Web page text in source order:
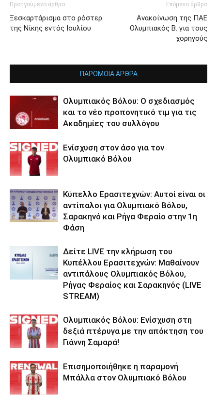
Προηγούμενο άρθρο
Ξεσκαρτάρισμα στο ρόστερ
της Νίκης εντός Ιουλίου
Επόμενο άρθρο
Ανακοίνωση της ΠΑΕ
Ολυμπιακός Β. για τους
χορηγούς
ΠΑΡΟΜΟΙΑ ΑΡΘΡΑ
Ολυμπιακός Βόλου: Ο σχεδιασμός
και το νέο προπονητικό τιμ για τις
Ακαδημίες του συλλόγου
Ενίσχυση στον άσο για τον
Ολυμπιακό Βόλου
Κύπελλο Ερασιτεχνών: Αυτοί είναι οι
αντίπαλοι για Ολυμπιακό Βόλου,
Σαρακηνό και Ρήγα Φεραίο στην 1η
Φάση
Δείτε LIVE την κλήρωση του
Κυπέλλου Ερασιτεχνών: Μαθαίνουν
αντιπάλους Ολυμπιακός Βόλου,
Ρήγας Φεραίος και Σαρακηνός (LIVE
STREAM)
Ολυμπιακός Βόλου: Ενίσχυση στη
δεξιά πτέρυγα με την απόκτηση του
Γιάννη Σαμαρά!
Επισημοποιήθηκε η παραμονή
Μπάλλα στον Ολυμπιακό Βόλου